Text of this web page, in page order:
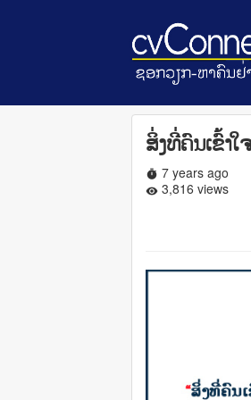
ສິ່ງທີ່ຄົນເຂົ້າ
timer 7 years ago
remove_red_eye 3,816 views